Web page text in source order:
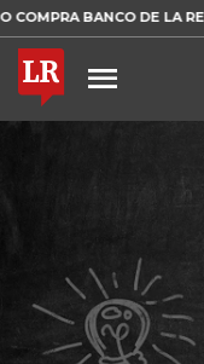
BANCO DE LA REPÚBLICA